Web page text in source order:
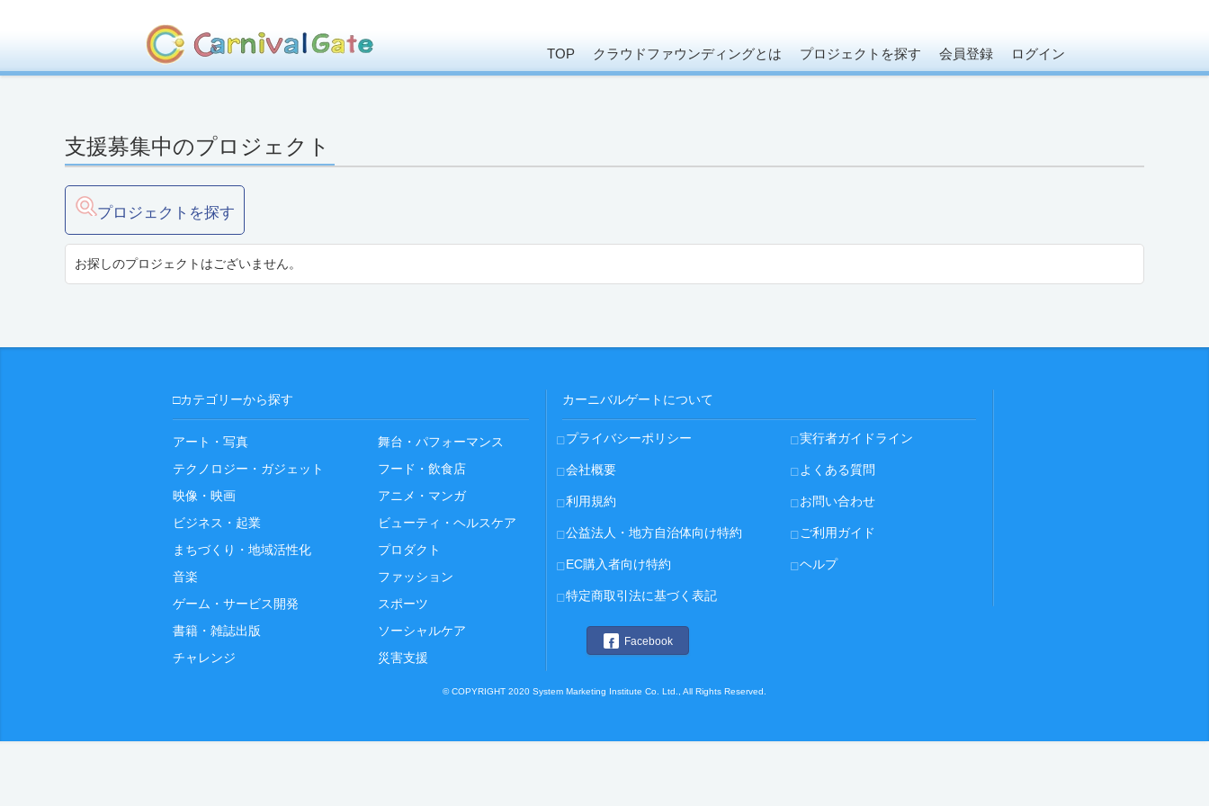
TOP クラウドファウンディングとは プロジェクトを探す 会員登録 ログイン
支援募集中のプロジェクト
プロジェクトを探す
お探しのプロジェクトはございません。
□カテゴリーから探す
アート・写真
テクノロジー・ガジェット
映像・映画
ビジネス・起業
まちづくり・地域活性化
音楽
ゲーム・サービス開発
書籍・雑誌出版
チャレンジ
舞台・パフォーマンス
フード・飲食店
アニメ・マンガ
ビューティ・ヘルスケア
プロダクト
ファッション
スポーツ
ソーシャルケア
災害支援
カーニバルゲートについて
プライバシーポリシー
会社概要
利用規約
公益法人・地方自治体向け特約
EC購入者向け特約
特定商取引法に基づく表記
実行者ガイドライン
よくある質問
お問い合わせ
ご利用ガイド
ヘルプ
Facebook
© COPYRIGHT 2020 System Marketing Institute Co. Ltd., All Rights Reserved.